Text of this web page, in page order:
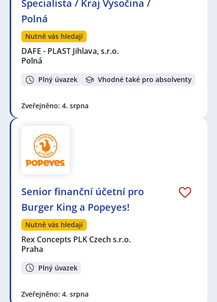
Specialista / Kraj Vysočina /
Polná
Nutně vás hledají
DAFE - PLAST Jihlava, s.r.o.
Polná
Plný úvazek Vhodné také pro absolventy
Zveřejněno: 4. srpna
Senior finanční účetní pro
Burger King a Popeyes!
Nutně vás hledají
Rex Concepts PLK Czech s.r.o.
Praha
Plný úvazek
Zveřejněno: 4. srpna